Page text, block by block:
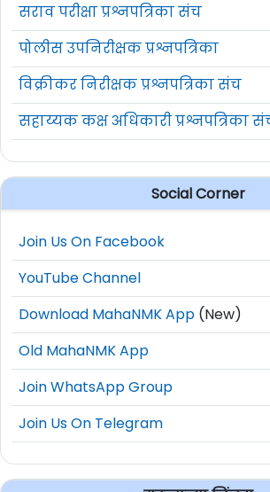
सराव परीक्षा प्रश्नपत्रिका संच
पोलीस उपनिरीक्षक प्रश्नपत्रिका
विक्रीकर निरीक्षक प्रश्नपत्रिका संच
सहाय्यक कक्ष अधिकारी प्रश्नपत्रिका
Social Corner
Join Us On Facebook
YouTube Channel
Download MahaNMK App (New)
Old MahaNMK App
Join WhatsApp Group
Join Us On Telegram